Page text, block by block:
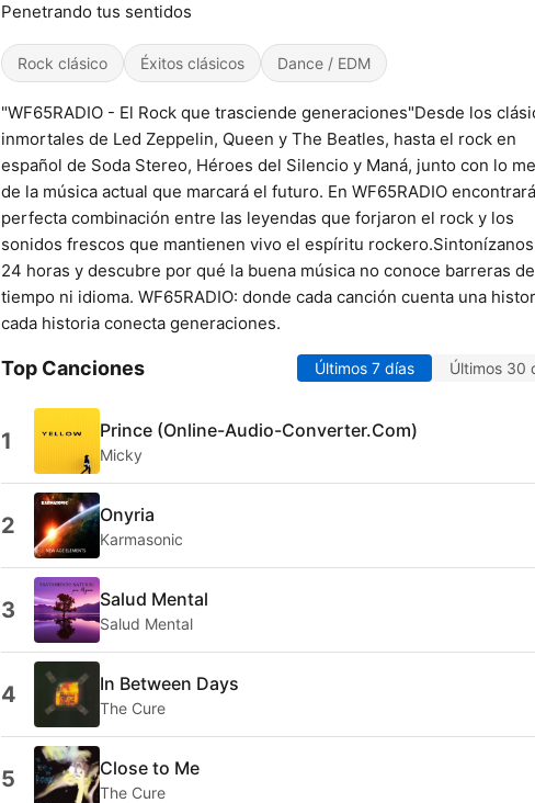
Penetrando tus sentidos
Rock clásico Éxitos clásicos Dance / EDM
"WF65RADIO - El Rock que trasciende generaciones"Desde los
inmortales de Led Zeppelin, Queen y The Beatles, hasta el rock en
español de Soda Stereo, Héroes del Silencio y Maná, junto con lo
de la música actual que marcará el futuro. En WF65RADIO
perfecta combinación entre las leyendas que forjaron el rock y los
sonidos frescos que mantienen vivo el espíritu
24 horas y descubre por qué la buena música no conoce barreras de
tiempo ni idioma. WF65RADIO: donde cada canción cuenta una
cada historia conecta generaciones.
Top Canciones Últimos 7 días Últimos 30
1 Prince (Online-Audio-Converter.Com)
Micky
2 Onyria
Karmasonic
3 Salud Mental
Salud Mental
4 In Between Days
The Cure
5 Close to Me
The Cure